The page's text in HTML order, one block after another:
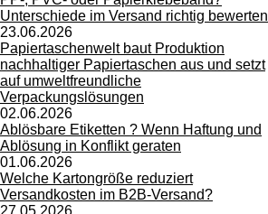
Unterschiede im Versand richtig bewerten
23.06.2026
Papiertaschenwelt baut Produktion
nachhaltiger Papiertaschen aus und setzt
auf umweltfreundliche
Verpackungslösungen
02.06.2026
Ablösbare Etiketten ? Wenn Haftung und
Ablösung in Konflikt geraten
01.06.2026
Welche Kartongröße reduziert
Versandkosten im B2B-Versand?
27.05.2026